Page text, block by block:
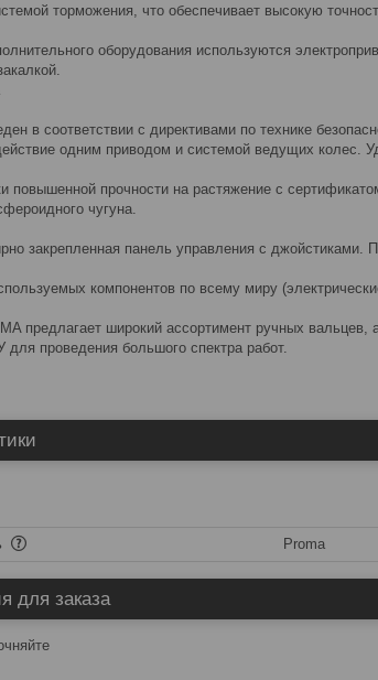
торможения, что обеспечивает высокую
оборудования используются
в соответствии с директивами по технике
одним приводом и системой ведущих колес.
повышенной прочности на растяжение с
чугуна.
закрепленная панель управления с джойстиками.
компонентов по всему миру
предлагает широкий ассортимент ручных вальцев,
проведения большого спектра работ.
Proma
для заказа